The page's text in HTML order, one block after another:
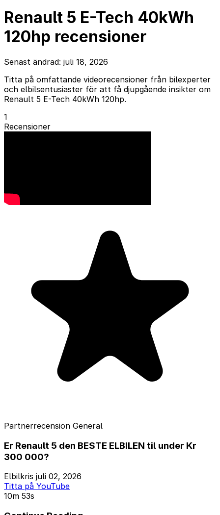
Renault 5 E-Tech 40kWh
120hp recensioner
Senast ändrad: juli 18, 2026
Titta på omfattande videorecensioner från bilexperter
och elbilsentusiaster för att få djupgående insikter om
Renault 5 E-Tech 40kWh 120hp.
1
Recensioner
Partnerrecension General
Er Renault 5 den BESTE ELBILEN til under Kr
300 000?
Elbilkris juli 02, 2026
Titta på YouTube
10m 53s